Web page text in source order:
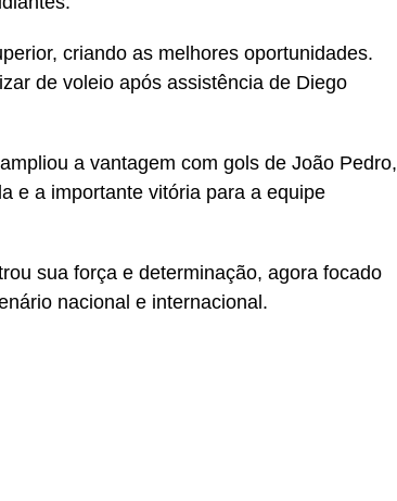
criando as melhores oportunidades.
de voleio após assistência de Diego
a vantagem com gols de João Pedro,
e a importante vitória para a equipe
sua força e determinação, agora focado
nacional e internacional.